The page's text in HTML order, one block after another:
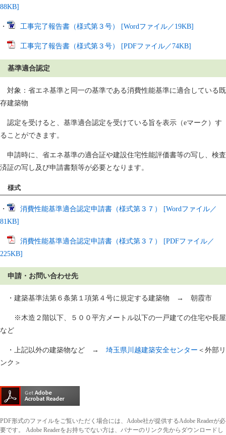
88KB]
・ 工事完了報告書（様式第３号） [Wordファイル／19KB]
工事完了報告書（様式第３号） [PDFファイル／74KB]
基準適合認定
対象：省エネ基準と同一の基準である消費性能基準に適合している既
存建築物
認定を受けると、基準適合認定を受けている旨を表示（eマーク）す
ることができます。
申請時に、省エネ基準の適合証や建設住宅性能評価書等の写し、検査
済証の写し及び申請書類等が必要となります。
様式
・
消費性能基準適合認定申請書（様式第３７） [Wordファイル／
81KB]
消費性能基準適合認定申請書（様式第３７） [PDFファイル／
225KB]
申請・お問い合わせ先
・建築基準法第６条第１項第４号に規定する建築物 → 朝霞市
※木造２階以下、５００平方メートル以下の一戸建ての住宅や長屋
など
・上記以外の建築物など → 埼玉県川越建築安全センター ＜外部リ
ンク＞
PDF形式のファイルをご覧いただく場合には、Adobe社が提供するAdobe Readerが必
要です。
Adobe Readerをお持ちでない方は、バナーのリンク先からダウンロードし